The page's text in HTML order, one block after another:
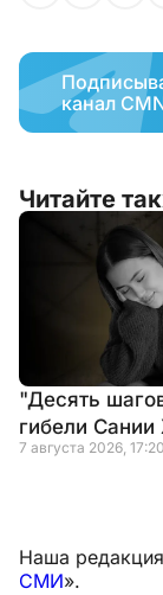
канал
Читайте
"Десять
гибели
7 августа 2026, 17:20
Наша редакция
СМИ».